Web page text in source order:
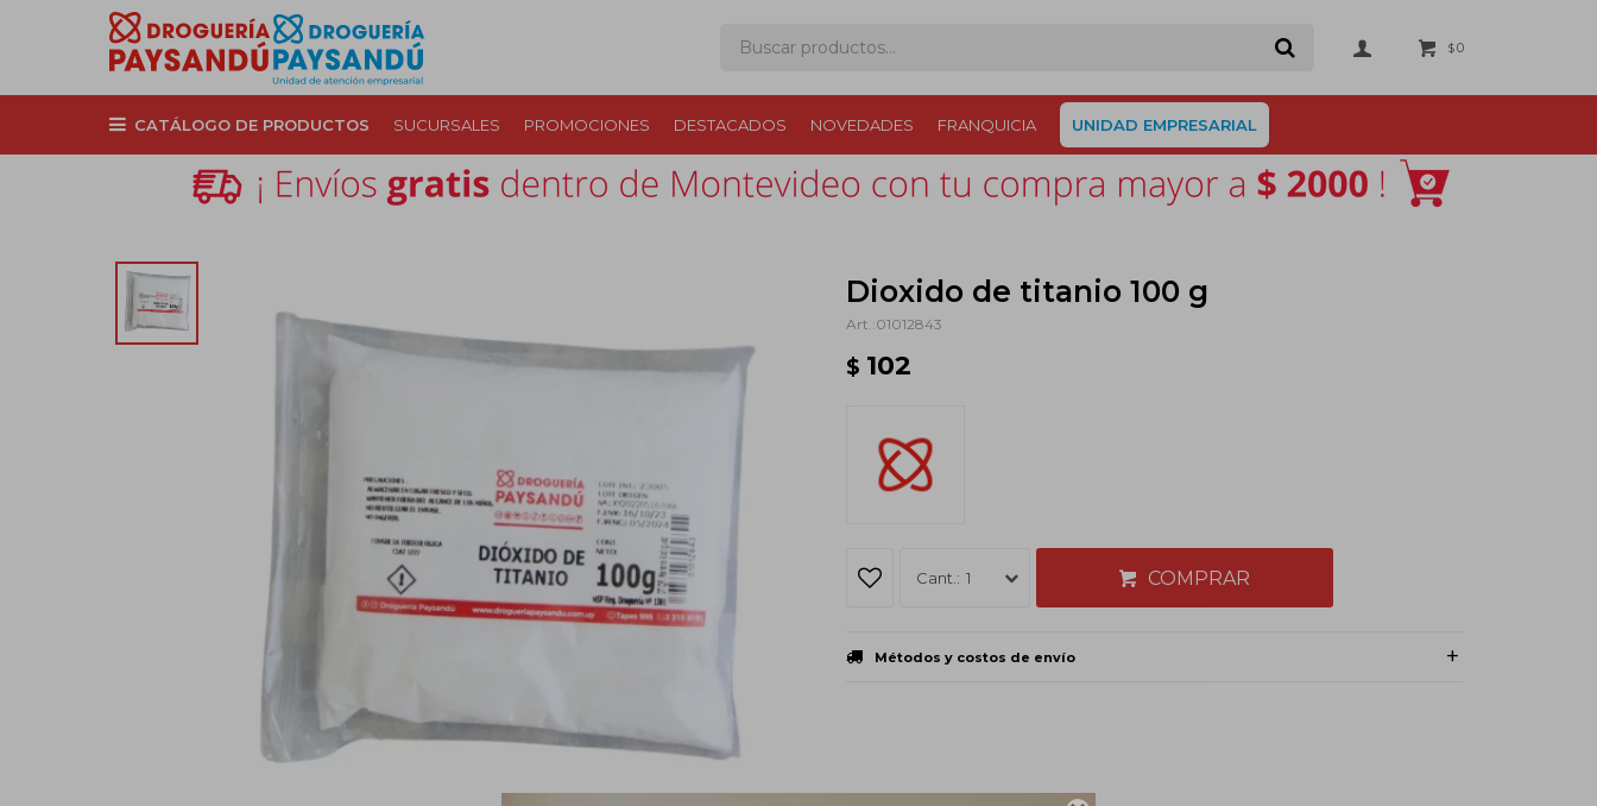
CATÁLOGO DE PRODUCTOS SUCURSALES PROMOCIONES DESTACADOS NOVEDADES FRANQUICIA UNIDAD EMPRESARIAL
$0
Dioxido de titanio 100 g
01012843
$ 102
1 COMPRAR
Métodos y costos de envío